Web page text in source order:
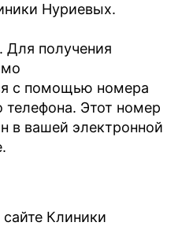
Нуриевых.
. Для получения
с помощью номера
телефона. Этот номер
в вашей электронной
Клиники